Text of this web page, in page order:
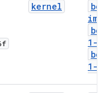
kernel
img
1-
1-